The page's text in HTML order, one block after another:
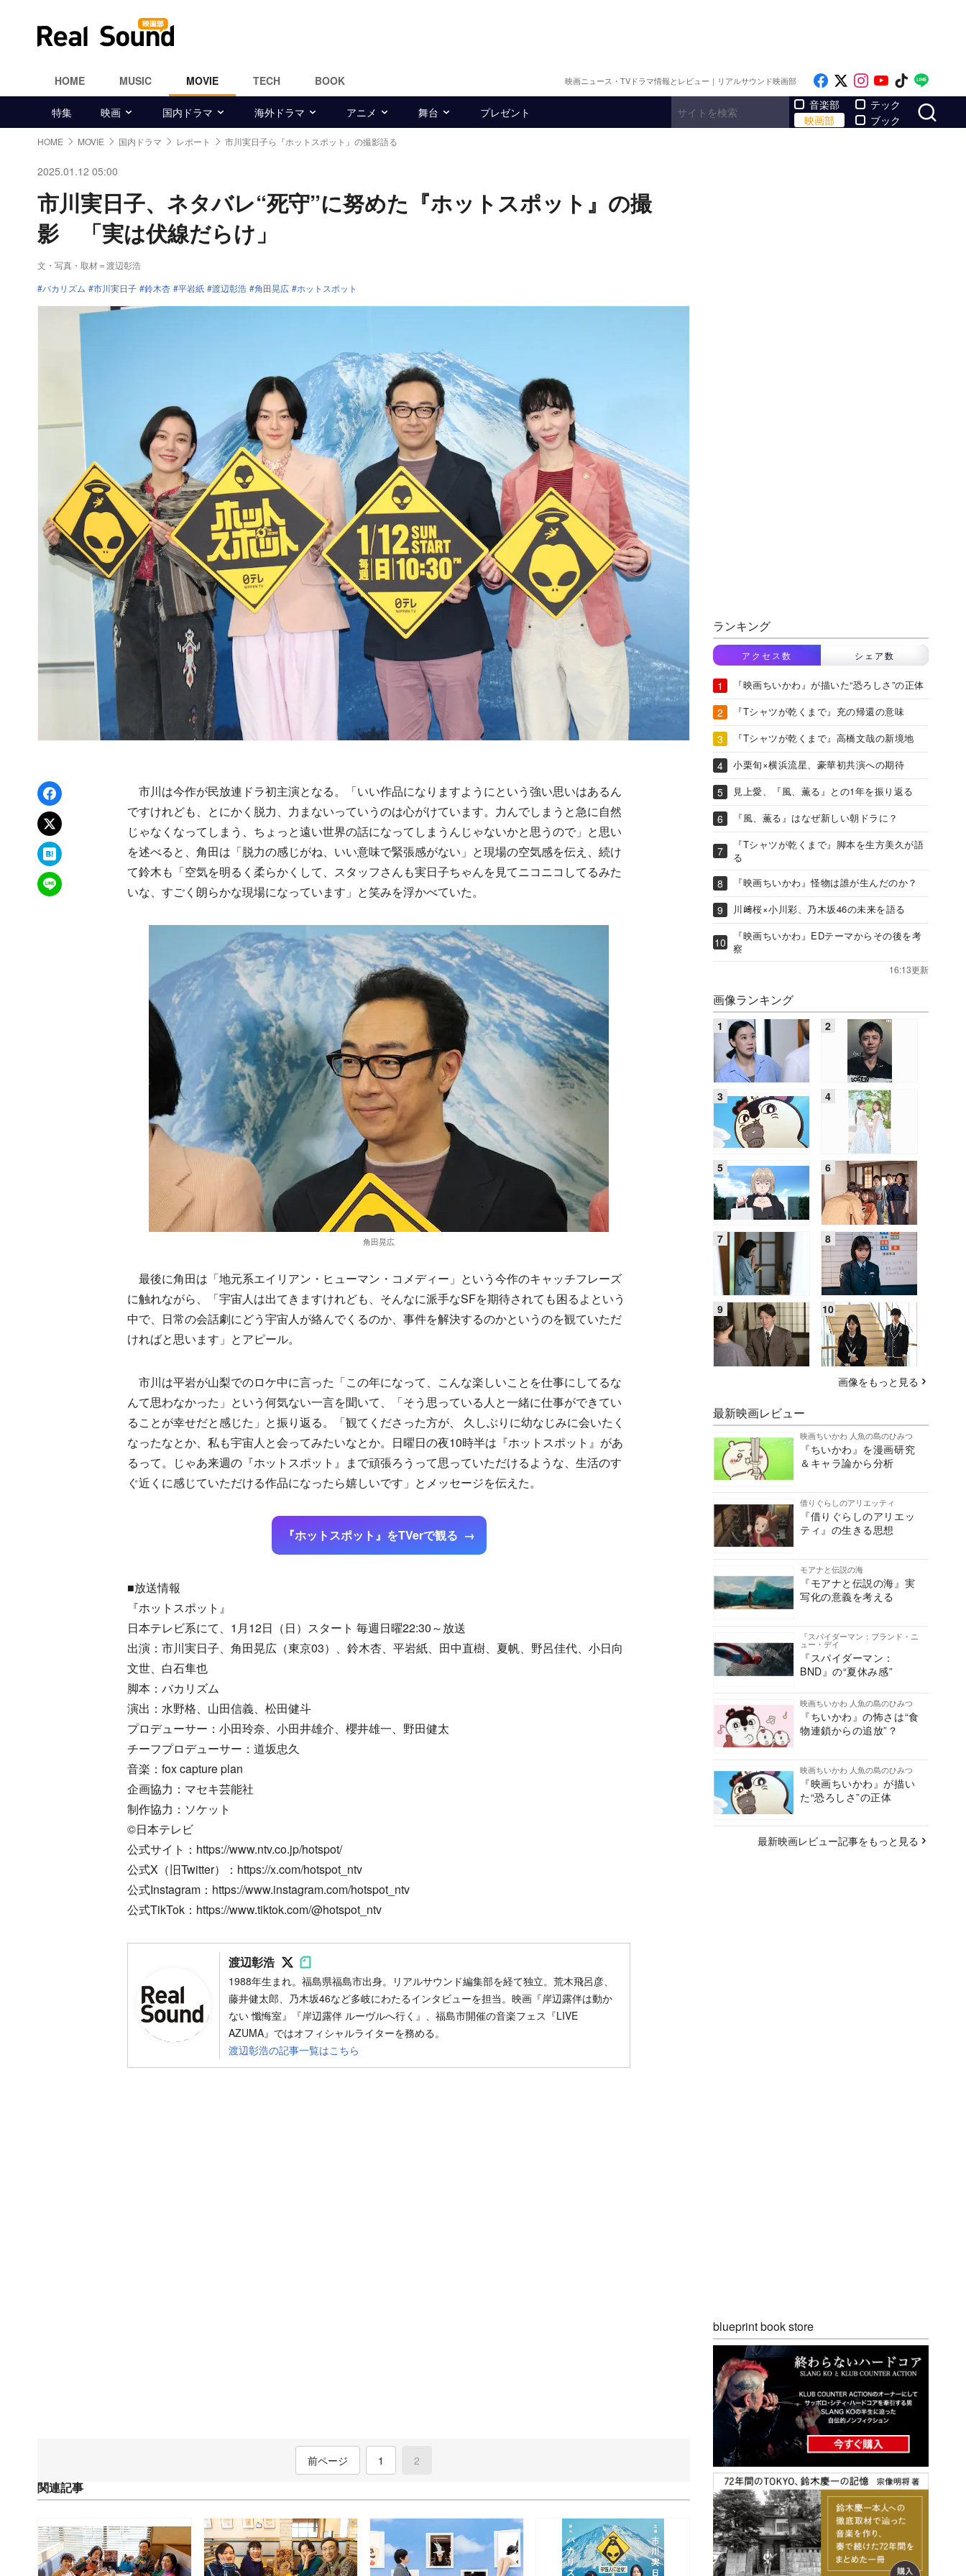
HOME MUSIC MOVIE TECH BOOK 映画ニュース・TVドラマ情報とレビュー｜リアルサウンド映画部 Like on Facebook
Follow on x
Follow on
Follow on
Follow
特集 映画 国内ドラマ 海外ドラマ アニメ 舞台 プレゼント
音楽部
映画部
テック
ブック
HOME MOVIE 国内ドラマ レポート 市川実日子ら『ホットスポット』の撮影語る
2025.01.12 05:00
市川実日子、ネタバレ“死守”に努めた『ホットスポット』の撮
影 「実は伏線だらけ」
文・写真・取材＝渡辺彰浩
バカリズム
市川実日子 鈴木杏 平岩紙 渡辺彰浩 角田晃広 ホットスポット
Facebookでシェア
xでポスト
はてなブックマーク
LINEで送る
市川は今作が民放連ドラ初主演となる。「いい作品になりますようにという強い思いはあるん
ですけれども、とにかく脱力、力まないっていうのは心がけています。力んでしまうと急に自然
じゃなくなってしまう、ちょっと遠い世界の話になってしまうんじゃないかと思うので」と思い
を述べると、角田は「脱力の感じがね、いい意味で緊張感がない」と現場の空気感を伝え、続け
て鈴木も「空気を明るく柔らかくして、スタッフさんも実日子ちゃんを見てニコニコしてるみた
いな、すごく朗らかな現場になっています」と笑みを浮かべていた。
角田晃広
最後に角田は「地元系エイリアン・ヒューマン・コメディー」という今作のキャッチフレーズ
に触れながら、「宇宙人は出てきますけれども、そんなに派手なSFを期待されても困るよという
中で、日常の会話劇にどう宇宙人が絡んでくるのか、事件を解決するのかというのを観ていただ
ければと思います」とアピール。
市川は平岩が山梨でのロケ中に言った「この年になって、こんな楽しいことを仕事にしてるな
んて思わなかった」という何気ない一言を聞いて、「そう思っている人と一緒に仕事ができてい
ることが幸せだと感じた」と振り返る。「観てくださった方が、 久しぶりに幼なじみに会いたく
なったなとか、私も宇宙人と会ってみたいなとか。日曜日の夜10時半は『ホットスポット』があ
るって。じゃあ来週の『ホットスポット』まで頑張ろうって思っていただけるような、生活のす
ぐ近くに感じていただける作品になったら嬉しいです」とメッセージを伝えた。
『ホットスポット』をTVerで観る
■放送情報
『ホットスポット』
日本テレビ系にて、1月12日（日）スタート 毎週日曜22:30～放送
出演：市川実日子、角田晃広（東京03）、鈴木杏、平岩紙、田中直樹、夏帆、野呂佳代、小日向
文世、白石隼也
脚本：バカリズム
演出：水野格、山田信義、松田健斗
プロデューサー：小田玲奈、小田井雄介、櫻井雄一、野田健太
チーフプロデューサー：道坂忠久
音楽：fox capture plan
企画協力：マセキ芸能社
制作協力：ソケット
©日本テレビ
公式サイト：https://www.ntv.co.jp/hotspot/
公式X（旧Twitter）：https://x.com/hotspot_ntv
公式Instagram：https://www.instagram.com/hotspot_ntv
公式TikTok：https://www.tiktok.com/@hotspot_ntv
渡辺彰浩 Follow on SNS
Follow on SNS
1988年生まれ。福島県福島市出身。リアルサウンド編集部を経て独立。荒木飛呂彦、
藤井健太郎、乃木坂46など多岐にわたるインタビューを担当。映画『岸辺露伴は動か
ない 懺悔室』『岸辺露伴 ルーヴルへ行く』、福島市開催の音楽フェス『LIVE
AZUMA』ではオフィシャルライターを務める。
渡辺彰浩の記事一覧はこちら
前ページ 1 2
関連記事
ランキング
アクセス数 シェア数
『映画ちいかわ』が描いた“恐ろしさ”の正体
『Tシャツが乾くまで』充の帰還の意味
『Tシャツが乾くまで』高橋文哉の新境地
小栗旬×横浜流星、豪華初共演への期待
見上愛、『風、薫る』との1年を振り返る
『風、薫る』はなぜ新しい朝ドラに？
『Tシャツが乾くまで』脚本を生方美久が語
る
『映画ちいかわ』怪物は誰が生んだのか？
川﨑桜×小川彩、乃木坂46の未来を語る
『映画ちいかわ』EDテーマからその後を考
察
16:13更新
画像ランキング
画像をもっと見る
最新映画レビュー
映画ちいかわ 人魚の島のひみつ
『ちいかわ』を漫画研究
＆キャラ論から分析
借りぐらしのアリエッティ
『借りぐらしのアリエッ
ティ』の生きる思想
モアナと伝説の海
『モアナと伝説の海』実
写化の意義を考える
『スパイダーマン：ブランド・ニ
ュー・デイ
『スパイダーマン：
BND』の“夏休み感”
映画ちいかわ 人魚の島のひみつ
『ちいかわ』の怖さは“食
物連鎖からの追放”？
映画ちいかわ 人魚の島のひみつ
『映画ちいかわ』が描い
た“恐ろしさ”の正体
最新映画レビュー記事をもっと見る
blueprint book store